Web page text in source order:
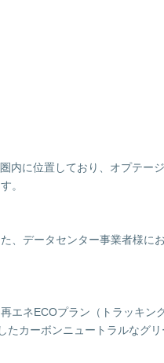
内に位置しており、オプテー
。
、データセンター事業者様に
エネECOプラン（トラッキン
カーボンニュートラルなグ